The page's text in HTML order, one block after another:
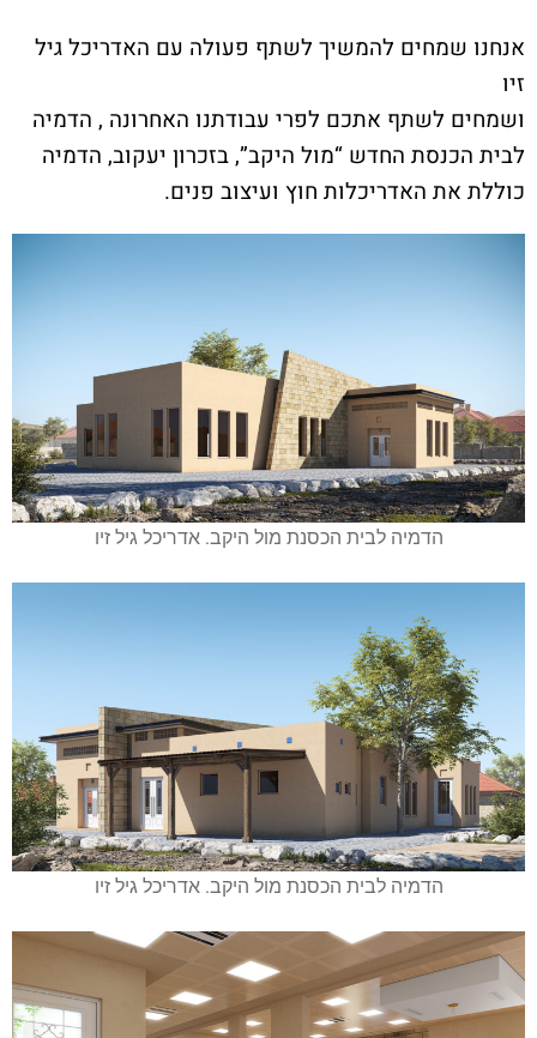
אנחנו שמחים להמשיך לשתף פעולה עם האדריכל גיל
זיו
ושמחים לשתף אתכם לפרי עבודתנו האחרונה , הדמיה
לבית הכנסת החדש “מול היקב”, בזכרון יעקוב, הדמיה
כוללת את האדריכלות חוץ ועיצוב פנים.
הדמיה לבית הכסנת מול היקב. אדריכל גיל זיו
הדמיה לבית הכסנת מול היקב. אדריכל גיל זיו